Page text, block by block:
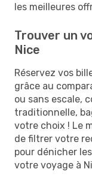
les meilleures
Trouver un
Nice
Réservez vos
grâce au
ou sans escale,
traditionnelle,
votre choix ! Le
de filtrer votre
pour dénicher
votre voyage à